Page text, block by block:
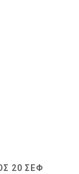
20 ΣΕΦ